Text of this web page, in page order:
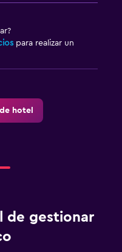
para realizar un
hotel
de gestionar